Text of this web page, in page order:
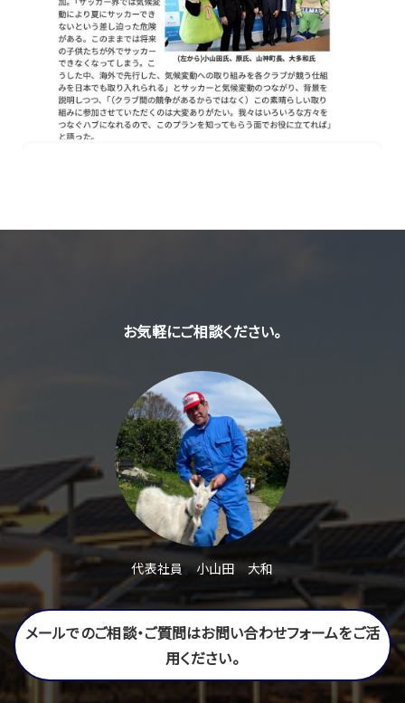
お気軽にご相談ください。
代表社員 小山田 大和
メールでのご相談・ご質問はお問い合わせフォームをご活
用ください。